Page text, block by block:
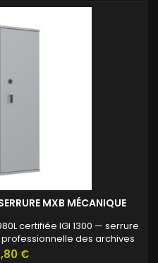
MXB MÉCANIQUE
certifiée IGI 1300 — serrure
des archives
€